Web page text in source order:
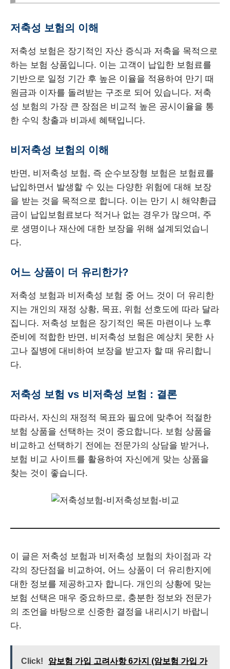
저축성 보험의 이해
저축성 보험은 장기적인 자산 증식과 저축을 목적으로
하는 보험 상품입니다. 이는 고객이 납입한 보험료를
기반으로 일정 기간 후 높은 이율을 적용하여 만기 때
원금과 이자를 돌려받는 구조로 되어 있습니다. 저축
성 보험의 가장 큰 장점은 비교적 높은 공시이율을 통
한 수익 창출과 비과세 혜택입니다.
비저축성 보험의 이해
반면, 비저축성 보험, 즉 순수보장형 보험은 보험료를
납입하면서 발생할 수 있는 다양한 위험에 대해 보장
을 받는 것을 목적으로 합니다. 이는 만기 시 해약환급
금이 납입보험료보다 적거나 없는 경우가 많으며, 주
로 생명이나 재산에 대한 보장을 위해 설계되었습니
다.
어느 상품이 더 유리한가?
저축성 보험과 비저축성 보험 중 어느 것이 더 유리한
지는 개인의 재정 상황, 목표, 위험 선호도에 따라 달라
집니다. 저축성 보험은 장기적인 목돈 마련이나 노후
준비에 적합한 반면, 비저축성 보험은 예상치 못한 사
고나 질병에 대비하여 보장을 받고자 할 때 유리합니
다.
저축성 보험 vs 비저축성 보험 : 결론
따라서, 자신의 재정적 목표와 필요에 맞추어 적절한
보험 상품을 선택하는 것이 중요합니다. 보험 상품을
비교하고 선택하기 전에는 전문가의 상담을 받거나,
보험 비교 사이트를 활용하여 자신에게 맞는 상품을
찾는 것이 좋습니다.
이 글은 저축성 보험과 비저축성 보험의 차이점과 각
각의 장단점을 비교하여, 어느 상품이 더 유리한지에
대한 정보를 제공하고자 합니다. 개인의 상황에 맞는
보험 선택은 매우 중요하므로, 충분한 정보와 전문가
의 조언을 바탕으로 신중한 결정을 내리시기 바랍니
다.
Click! 암보험 가입 고려사항 6가지 (암보험 가입 가